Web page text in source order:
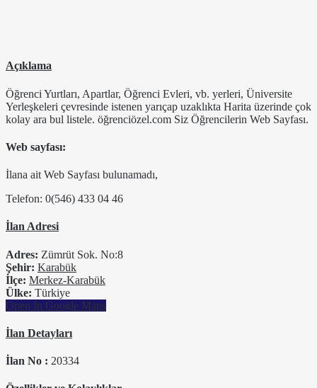
Açıklama
Öğrenci Yurtları, Apartlar, Öğrenci Evleri, vb. yerleri, Üniversite
Yerleşkeleri çevresinde istenen yarıçap uzaklıkta Harita üzerinde çok
kolay ara bul listele. öğrenciözel.com Siz Öğrencilerin Web Sayfası.
Web sayfası:
İlana ait Web Sayfası bulunamadı,
Telefon: 0(546) 433 04 46
İlan Adresi
Adres: Zümrüt Sok. No:8
Şehir: Karabük
İlçe: Merkez-Karabük
Ülke: Türkiye
Open In Google Maps
İlan Detayları
İlan No : 20334